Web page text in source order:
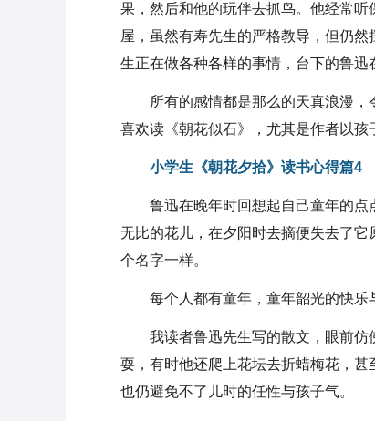
果，然后和他的玩伴去抓鸟。他经常
屋，虽然有寿先生的严格教导，但仍
生正在做各种各样的事情，台下的鲁迅
所有的感情都是那么的天真浪漫
喜欢读《朝花似石》，尤其是作者以孩
小学生《朝花夕拾》读书心得篇4
鲁迅在晚年时回想起自己童年的
无比的花儿，在夕阳时去摘便失去了
个名字一样。
每个人都有童年，童年韶光的快乐
我读者鲁迅先生写的散文，眼前
耍，有时他还爬上花坛去折蜡梅花，
也仍避免不了儿时的任性与孩子气。